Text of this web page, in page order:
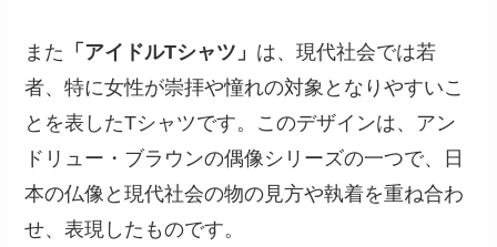
また 「アイドルTシャツ」 は、現代社会では若
者、特に女性が崇拝や憧れの対象となりやすいこ
とを表したTシャツです。このデザインは、アン
ドリュー・ブラウンの偶像シリーズの⼀つで、日
本の仏像と現代社会の物の見方や執着を重ね合わ
せ、表現したものです。